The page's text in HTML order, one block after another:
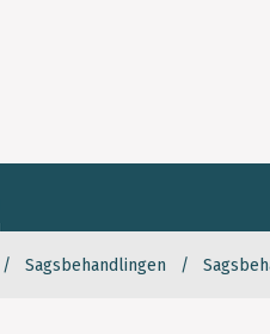
Sagsbehandlingen